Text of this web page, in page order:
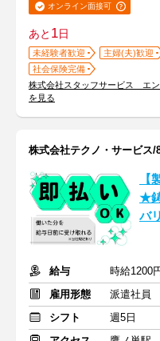
オンライン面接可
あと 1日
未経験者歓迎 主婦(夫)歓迎
社会保険完備
株式会社スタッフサービス エ
を見る
株式会社テクノ・サービス/
【
★
バ
給与
時給1200
雇用形態
派遣社員
シフト
週5日